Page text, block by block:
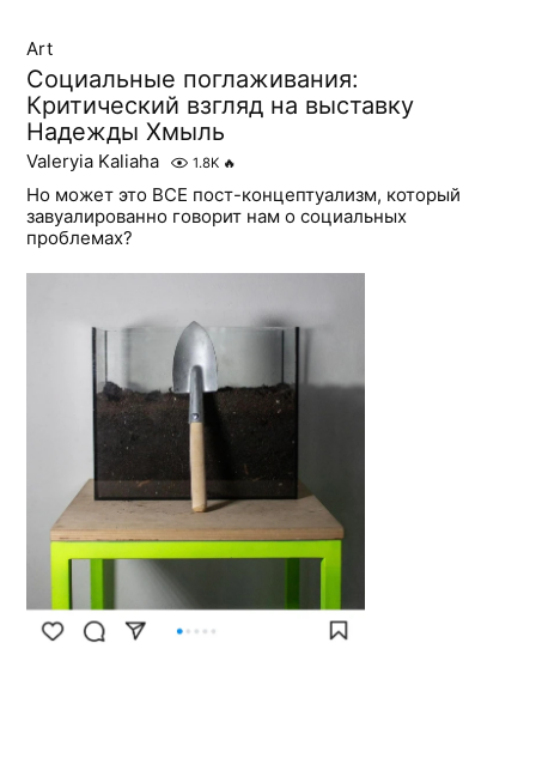
Art
Социальные поглаживания:
Критический взгляд на выставку
Надежды Хмыль
Valeryia Kaliaha 1.8K 🔥
Но может это ВСЕ пост-концептуализм, который
завуалированно говорит нам о социальных
проблемах?